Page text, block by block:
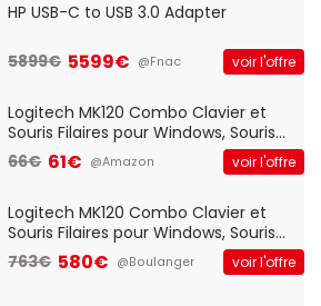
HP USB-C to USB 3.0 Adapter
5899€ 5599€ @Fnac voir l'offre
Logitech MK120 Combo Clavier et
Souris Filaires pour Windows, Souris
Optique Filaire, Connexion USB Plug
And Play, Confortable, Taille
QWERTY UK - Noir
66€ 61€ @Amazon voir l'offre
Logitech MK120 Combo Clavier et
Souris Filaires pour Windows, Souris
Optique Filaire, Connexion USB Plug
And Play, Confortable, Taille
763€ 580€ @Boulanger voir l'offre